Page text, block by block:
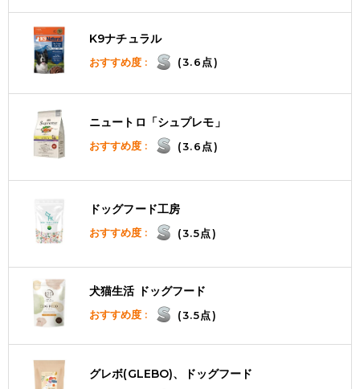
K9ナチュラル
おすすめ度 : (3.6点)
ニュートロ「シュプレモ」
おすすめ度 : (3.6点)
ドッグフード工房
おすすめ度 : (3.5点)
犬猫生活 ドッグフード
おすすめ度 : (3.5点)
グレボ(GLEBO)、ドッグフード